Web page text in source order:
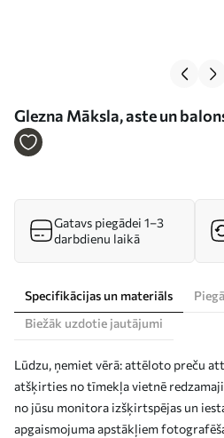
Glezna Māksla, aste un
Gatavs piegādei 1–3
darbdienu laikā
Specifikācijas un materiāls
Biežāk uzdotie jautājumi
Lūdzu, ņemiet vērā: attēloto preču
atšķirties no tīmekļa vietnē
no jūsu monitora izšķirtspējas un
apgaismojuma apstākļiem